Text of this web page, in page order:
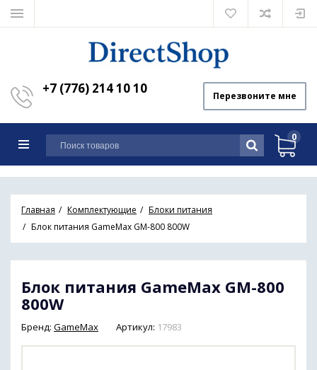
+7 (776) 214 10 10 Перезвоните мне
0
Главная Комплектующие
Блоки питания
Блок питания GameMax GM-800 800W
Блок питания GameMax GM-800
800W
Бренд: GameMax Артикул: 17983